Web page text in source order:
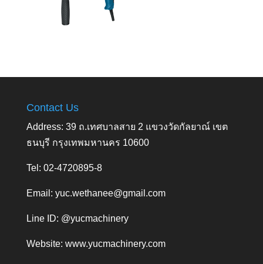
Contact Us
Address: 39 ถ.เทศบาลสาย 2 แขวงวัดกัลยาณ์ เขต
ธนบุรี กรุงเทพมหานคร 10600
Tel: 02-4720895-8
Email: yuc.wethanee@gmail.com
Line ID: @yucmachinery
Website: www.yucmachinery.com